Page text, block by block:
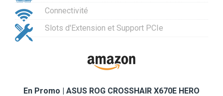
Connectivité
Slots d'Extension et Support PCIe
En Promo | ASUS ROG CROSSHAIR X670E HERO